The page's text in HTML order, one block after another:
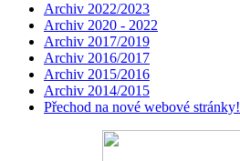
Archiv 2022/2023
Archiv 2020 - 2022
Archiv 2017/2019
Archiv 2016/2017
Archiv 2015/2016
Archiv 2014/2015
Přechod na nové webové stránky!